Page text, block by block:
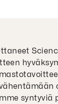
syntyviä